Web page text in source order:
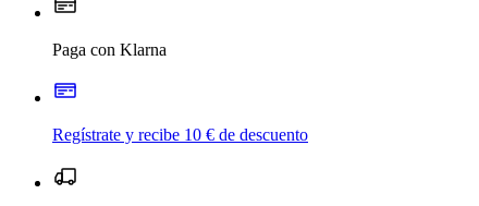
Paga con Klarna
Regístrate y recibe 10 € de descuento